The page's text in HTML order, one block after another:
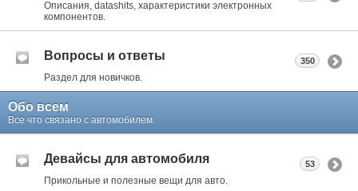
Описания, datashits, характеристики электронных
компонентов.
Вопросы и ответы
Раздел для новичков.
350
Обо всем
Все что связано с автомобилем.
Девайсы для автомобиля
Прикольные и полезные вещи для авто.
53